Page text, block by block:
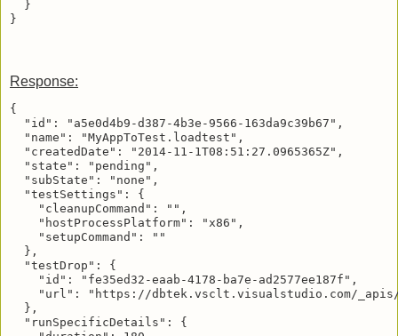
  }
Response:
{
  "id": "a5e0d4b9-d387-4b3e-9566-163da9c39b67",
  "name": "MyAppToTest.loadtest",
  "createdDate": "2014-11-1T08:51:27.0965365Z",
  "state": "pending",
  "subState": "none",
  "testSettings": {
    "cleanupCommand": "",
    "hostProcessPlatform": "x86",
    "setupCommand": ""
  },
  "testDrop": {
    "id": "fe35ed32-eaab-4178-ba7e-ad2577ee187f",
"url": "https://dbtek.vsclt.visualstudio.com/
  },
  "runSpecificDetails": {